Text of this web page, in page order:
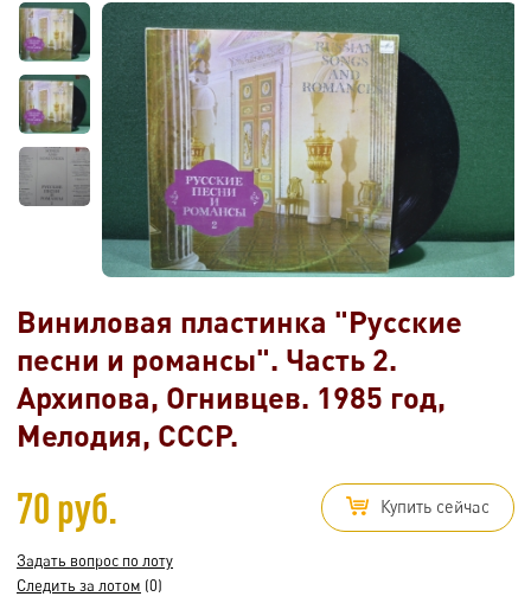
Виниловая пластинка "Русские
песни и романсы". Часть 2.
Архипова, Огнивцев. 1985 год,
Мелодия, СССР.
70 руб. Купить сейчас
Задать вопрос по лоту
Следить за лотом (0)